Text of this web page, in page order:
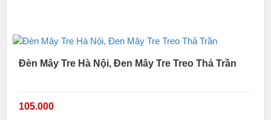
Đèn Mây Tre Hà Nội, Đen Mây Tre Treo Thả Trần
105.000